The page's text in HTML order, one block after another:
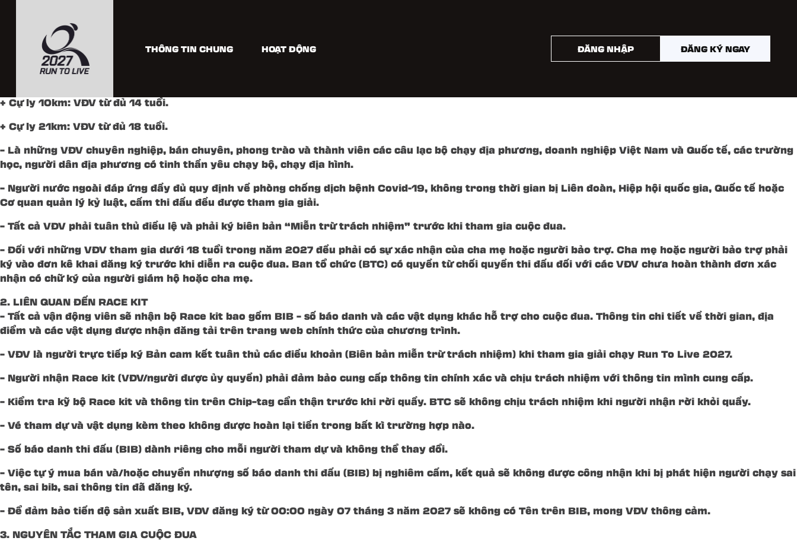
THÔNG TIN CHUNG HOẠT ĐỘNG ĐĂNG NHẬP ĐĂNG KÝ NGAY
1. ĐIỀU KIỆN THAM DỰ
– Vì lí do an toàn, tất cả các Vận động viên (VĐV) tham gia có trách nhiệm tuân thủ quy định về độ tuổi (tính đến ngày tổ chức giải chạy 11/04/2027).
+ Cự ly 5km: VĐV từ đủ 7 tuổi.
+ Cự ly 10km: VĐV từ đủ 14 tuổi.
+ Cự ly 21km: VĐV từ đủ 18 tuổi.
– Là những VĐV chuyên nghiệp, bán chuyên, phong trào và thành viên các câu lạc bộ chạy địa phương, doanh nghiệp Việt Nam và Quốc tế, các trường
học, người dân địa phương có tinh thần yêu chạy bộ, chạy địa hình.
– Người nước ngoài đáp ứng đầy đủ quy định về phòng chống dịch bệnh Covid-19, không trong thời gian bị Liên đoàn, Hiệp hội quốc gia, Quốc tế hoặc
Cơ quan quản lý kỷ luật, cấm thi đấu đều được tham gia giải.
– Tất cả VĐV phải tuân thủ điều lệ và phải ký biên bản “Miễn trừ trách nhiệm” trước khi tham gia cuộc đua.
– Đối với những VĐV tham gia dưới 18 tuổi trong năm 2027 đều phải có sự xác nhận của cha mẹ hoặc người bảo trợ. Cha mẹ hoặc người bảo trợ phải
ký vào đơn kê khai đăng ký trước khi diễn ra cuộc đua. Ban tổ chức (BTC) có quyền từ chối quyền thi đấu đối với các VĐV chưa hoàn thành đơn xác
nhận có chữ ký của người giám hộ hoặc cha mẹ.
2. LIÊN QUAN ĐẾN RACE KIT
– Tất cả vận động viên sẽ nhận bộ Race kit bao gồm BIB – số báo danh và các vật dụng khác hỗ trợ cho cuộc đua. Thông tin chi tiết về thời gian, địa
điểm và các vật dụng được nhận đăng tải trên trang web chính thức của chương trình.
– VĐV là người trực tiếp ký Bản cam kết tuân thủ các điều khoản (Biên bản miễn trừ trách nhiệm) khi tham gia giải chạy Run To Live 2027.
– Người nhận Race kit (VĐV/người được ủy quyền) phải đảm bảo cung cấp thông tin chính xác và chịu trách nhiệm với thông tin mình cung cấp.
– Kiểm tra kỹ bộ Race kit và thông tin trên Chip–tag cẩn thận trước khi rời quầy. BTC sẽ không chịu trách nhiệm khi người nhận rời khỏi quầy.
– Vé tham dự và vật dụng kèm theo không được hoàn lại tiền trong bất kì trường hợp nào.
– Số báo danh thi đấu (BIB) dành riêng cho mỗi người tham dự và không thể thay đổi.
– Việc tự ý mua bán và/hoặc chuyển nhượng số báo danh thi đấu (BIB) bị nghiêm cấm, kết quả sẽ không được công nhận khi bị phát hiện người chạy sai
tên, sai bib, sai thông tin đã đăng ký.
– Để đảm bảo tiến độ sản xuất BIB, VĐV đăng ký từ 00:00 ngày 07 tháng 3 năm 2027 sẽ không có Tên trên BIB, mong VĐV thông cảm.
3. NGUYÊN TẮC THAM GIA CUỘC ĐUA